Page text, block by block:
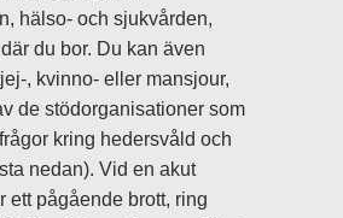
hälso- och sjukvården,
du bor. Du kan även
, kvinno- eller mansjour,
de stödorganisationer som
kring hedersvåld och
nedan). Vid en akut
ett pågående brott, ring